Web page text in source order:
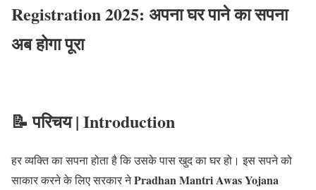
Registration 2025: अपना घर पाने का सपना
अब होगा पूरा
📝 परिचय | Introduction
हर व्यक्ति का सपना होता है कि उसके पास खुद का घर हो। इस सपने को
साकार करने के लिए सरकार नेPradhan Mantri Awas Yojana